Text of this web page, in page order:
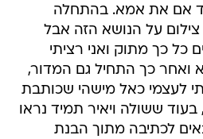
אם את אמא. בהתחלה
צילום על הנושא הזה אבל
כל כך מתוק ואני רציתי
ואחר כך התחיל גם המדור,
לעצמי כאל מישהי שכותבת
ששולה ויאיר תמיד נראו
לכתיבה מתוך הבנת